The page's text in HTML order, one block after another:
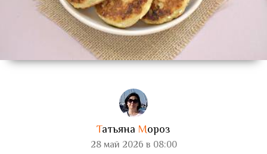
Татьяна Мороз
28 май 2026 в 08:00